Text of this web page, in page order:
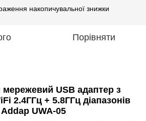
накопичувальної знижки
Порівняти
USB адаптер з
2.4ГГц + 5.8ГГц діапазонів
Addap UWA-05